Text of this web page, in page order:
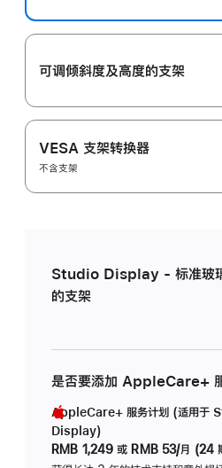
可调倾斜度及高‍度的支‍架
VESA 支架转换器
不含支架
Studio Display - 标准玻
的支架
是否要添加 AppleCare+ 服
AppleCare+ 服务计划 (适用于
Display)
RMB 1,249 或 RMB 53/月 (24